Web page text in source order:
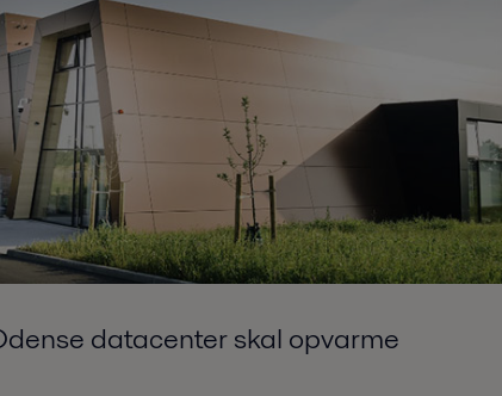
datacenter skal opvarme